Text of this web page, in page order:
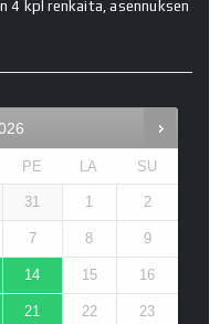
4 kpl renkaita, asennuksen
PE LA SU
31 1 2
7 8 9
14 15 16
21 22 23